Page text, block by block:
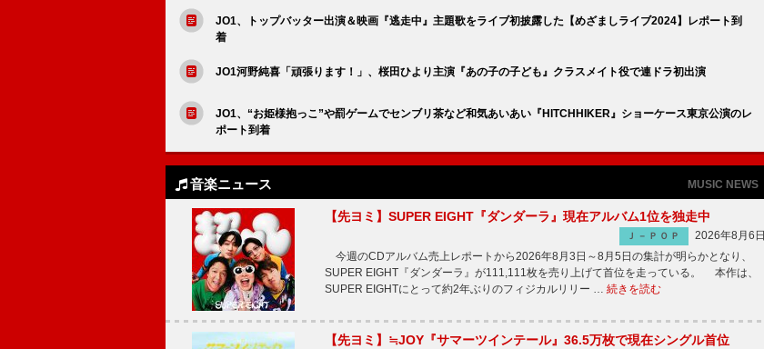
JO1、トップバッター出演＆映画『逃走中』主題歌をライブ初披露した【めざましライブ2024】レポート到
着
JO1河野純喜「頑張ります！」、桜田ひより主演『あの子の子ども』クラスメイト役で連ドラ初出演
JO1、“お姫様抱っこ”や罰ゲームでセンブリ茶など和気あいあい『HITCHHIKER』ショーケース東京公演のレ
ポート到着
音楽ニュース MUSIC NEWS
【先ヨミ】SUPER EIGHT『ダンダーラ』現在アルバム1位を独走中
Ｊ－ＰＯＰ
2026年8月6日
今週のCDアルバム売上レポートから2026年8月3日～8月5日の集計が明らかとなり、
SUPER EIGHT『ダンダーラ』が111,111枚を売り上げて首位を走っている。 本作は、
SUPER EIGHTにとって約2年ぶりのフィジカルリリー … 続きを読む
【先ヨミ】≒JOY『サマーツインテール』36.5万枚で現在シングル首位